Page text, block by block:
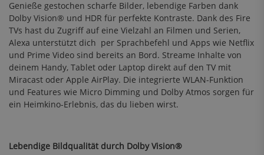
Genieße gestochen scharfe Bilder, lebendige Farben dank
Dolby Vision® und HDR für perfekte Kontraste. Dank des Fire
TVs hast du Zugriff auf eine Vielzahl an Filmen und Serien,
Alexa unterstützt dich per Sprachbefehl und Apps wie Netflix
und Prime Video sind bereits an Bord. Streame Inhalte von
deinem Handy, Tablet oder Laptop direkt auf den TV mit
Miracast oder Apple AirPlay. Die integrierte WLAN-Funktion
und Features wie Micro Dimming und Dolby Atmos sorgen für
ein Heimkino-Erlebnis, das du lieben wirst.
Lebendige Bildqualität durch Dolby Vision®